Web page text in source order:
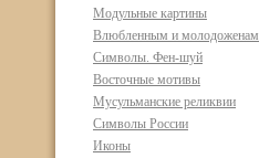
Модульные картины
Влюбленным и молодоженам
Символы. Фен-шуй
Восточные мотивы
Мусульманские реликвии
Символы России
Иконы